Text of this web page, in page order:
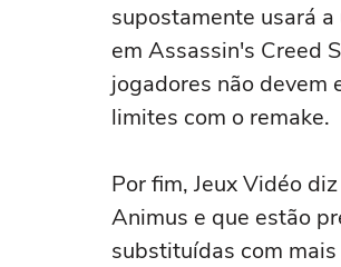
supostamente usará
em Assassin's Creed
jogadores não devem
limites com o remake.
Por fim, Jeux Vidéo
Animus e que estão
substituídas com